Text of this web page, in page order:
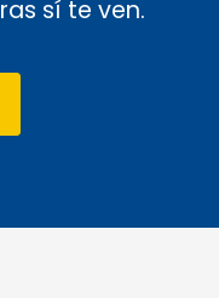
sí te ven.